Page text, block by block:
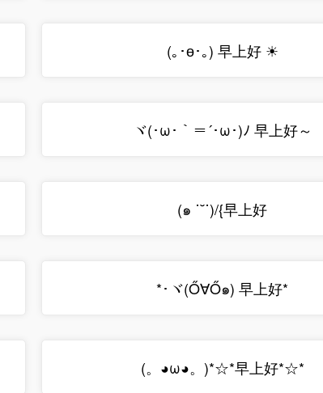
(｡･ө･｡) 早上好 ☀
ヾ(･ω･｀＝´･ω･)ﾉ 早上好～
(๑ ˙˘˙)/{早上好
*･ヾ(Ő∀Ő๑) 早上好*
(。◕ω◕。)*☆*早上好*☆*